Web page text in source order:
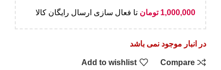
1,000,000 تومان تا فعال سازی ارسال رایگان کالا
در انبار موجود نمی باشد
Compare
Add to wishlist